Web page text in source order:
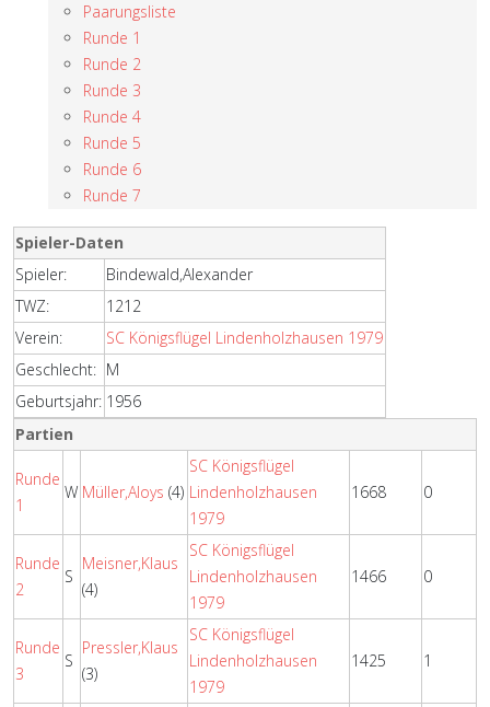
Paarungsliste
Runde 1
Runde 2
Runde 3
Runde 4
Runde 5
Runde 6
Runde 7
Spieler-Daten
Spieler:
Bindewald,Alexander
TWZ:
1212
Verein:
SC Königsflügel Lindenholzhausen 1979
Geschlecht: M
Geburtsjahr: 1956
Partien
Runde
1
W Müller,Aloys (4)
SC Königsflügel
Lindenholzhausen
1979
1668 0
Runde
2
S
Meisner,Klaus
(4)
SC Königsflügel
Lindenholzhausen
1979
1466 0
Runde
3
S
Pressler,Klaus
(3)
SC Königsflügel
Lindenholzhausen
1979
1425 1